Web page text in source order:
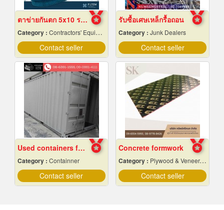
ตาข่ายกันตก 5x10 ราคาถูก
Category : Contractors' Equipment & Supplies-Renting
Contact seller
รับซื้อเศษเหล็กรื้อถอน
Category : Junk Dealers
Contact seller
Used containers for sale, cheap price
Category : Containner
Contact seller
Concrete formwork
Category : Plywood & Veneer-Dealers
Contact seller